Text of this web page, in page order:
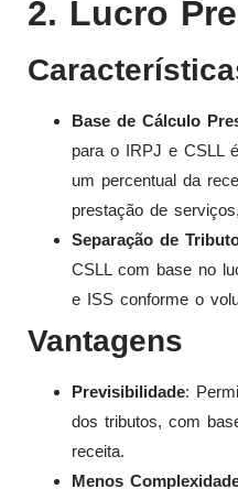
2. Lucro
Base de Cálculo
para o IRPJ e CSLL
um percentual da
prestação de
Separação de
CSLL com base no
e ISS conforme o
Vantagens
Previsibilidade:
dos tributos, com
receita.
Menos